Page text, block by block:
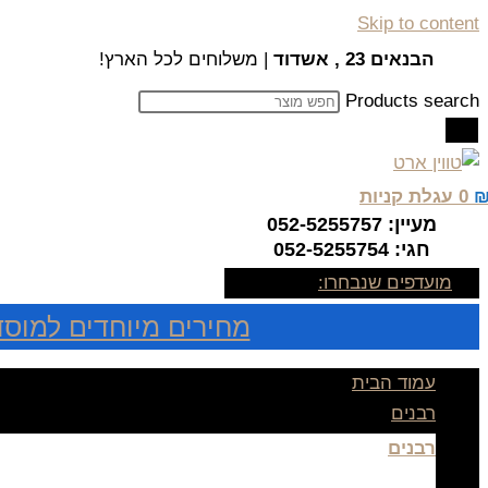
Skip to content
הבנאים 23 , אשדוד
| משלוחים לכל הארץ!
Products search
0 עגלת קניות
מעיין: 052-5255757
חגי: 052-5255754
מועדפים שנבחרו:
מחירים מיוחדים
עמוד הבית
רבנים
רבנים